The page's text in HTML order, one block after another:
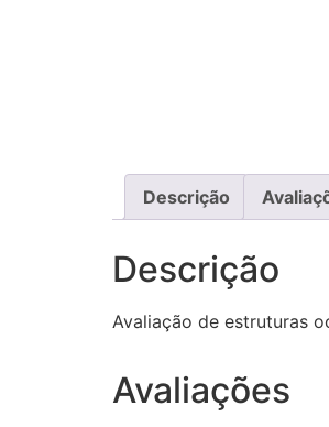
Descrição
Descrição
Avaliação de estruturas
Avaliações